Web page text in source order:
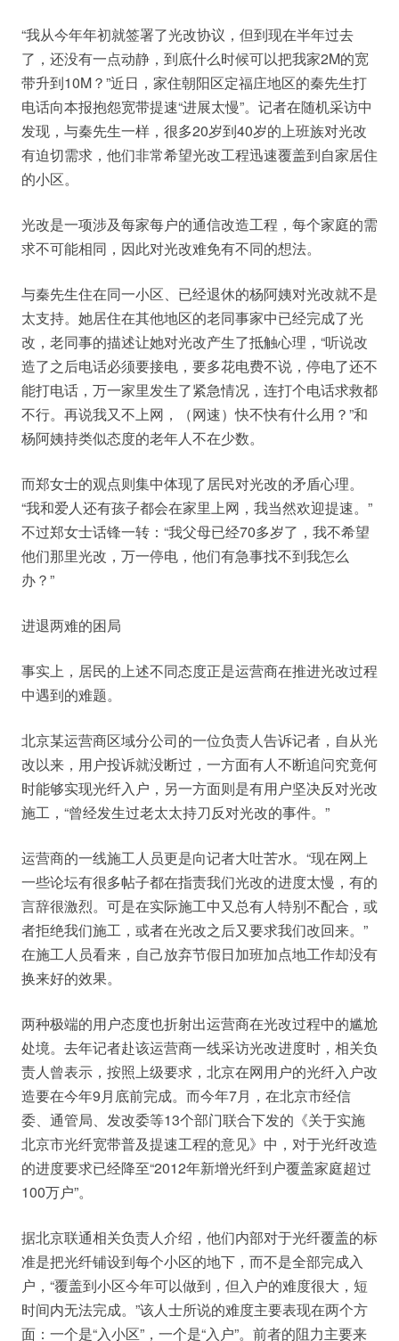
“我从今年年初就签署了光改协议，但到现在半年过去
了，还没有一点动静，到底什么时候可以把我家2M的宽
带升到10M？”近日，家住朝阳区定福庄地区的秦先生打
电话向本报抱怨宽带提速“进展太慢”。记者在随机采访中
发现，与秦先生一样，很多20岁到40岁的上班族对光改
有迫切需求，他们非常希望光改工程迅速覆盖到自家居住
的小区。
光改是一项涉及每家每户的通信改造工程，每个家庭的需
求不可能相同，因此对光改难免有不同的想法。
与秦先生住在同一小区、已经退休的杨阿姨对光改就不是
太支持。她居住在其他地区的老同事家中已经完成了光
改，老同事的描述让她对光改产生了抵触心理，“听说改
造了之后电话必须要接电，要多花电费不说，停电了还不
能打电话，万一家里发生了紧急情况，连打个电话求救都
不行。再说我又不上网，（网速）快不快有什么用？”和
杨阿姨持类似态度的老年人不在少数。
而郑女士的观点则集中体现了居民对光改的矛盾心理。
“我和爱人还有孩子都会在家里上网，我当然欢迎提速。”
不过郑女士话锋一转：“我父母已经70多岁了，我不希望
他们那里光改，万一停电，他们有急事找不到我怎么
办？”
进退两难的困局
事实上，居民的上述不同态度正是运营商在推进光改过程
中遇到的难题。
北京某运营商区域分公司的一位负责人告诉记者，自从光
改以来，用户投诉就没断过，一方面有人不断追问究竟何
时能够实现光纤入户，另一方面则是有用户坚决反对光改
施工，“曾经发生过老太太持刀反对光改的事件。”
运营商的一线施工人员更是向记者大吐苦水。“现在网上
一些论坛有很多帖子都在指责我们光改的进度太慢，有的
言辞很激烈。可是在实际施工中又总有人特别不配合，或
者拒绝我们施工，或者在光改之后又要求我们改回来。”
在施工人员看来，自己放弃节假日加班加点地工作却没有
换来好的效果。
两种极端的用户态度也折射出运营商在光改过程中的尴尬
处境。去年记者赴该运营商一线采访光改进度时，相关负
责人曾表示，按照上级要求，北京在网用户的光纤入户改
造要在今年9月底前完成。而今年7月，在北京市经信
委、通管局、发改委等13个部门联合下发的《关于实施
北京市光纤宽带普及提速工程的意见》中，对于光纤改造
的进度要求已经降至“2012年新增光纤到户覆盖家庭超过
100万户”。
据北京联通相关负责人介绍，他们内部对于光纤覆盖的标
准是把光纤铺设到每个小区的地下，而不是全部完成入
户，“覆盖到小区今年可以做到，但入户的难度很大，短
时间内无法完成。”该人士所说的难度主要表现在两个方
面：一个是“入小区”，一个是“入户”。前者的阻力主要来